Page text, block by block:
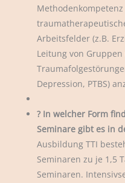
Arbeitsfelder (z.B.
Leitung von
Depression, PTBS)
? In welcher Form
Seminare gibt es in
Ausbildung TTI
Seminaren zu je 1,5
Seminaren.